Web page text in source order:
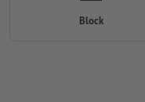
Block